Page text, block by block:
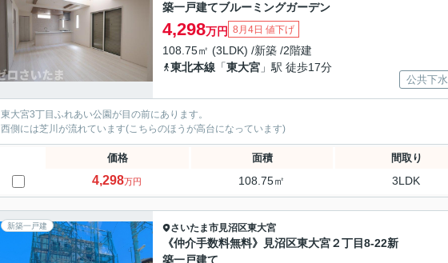
築一戸建てブルーミングガーデン
4,298万円 8月4日 値下げ
108.75㎡ (3LDK) /新築 /2階建
東北本線 「東大宮 」駅 徒歩17分
公共下水
東大宮3丁目ふれあい公園が目の前にあります。
西側には芝川が流れています(こちらのほうが高台になっています)
価格 面積 間取り
4,298万円 108.75㎡ 3LDK
新築一戸建 さいたま市見沼区東大宮
《仲介手数料無料》見沼区東大宮２丁目8-22新
築一戸建て